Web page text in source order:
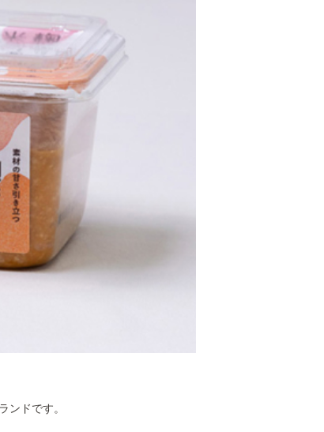
ンドです。
式会社
）、有機大豆、食塩（原材料の一部に大豆を含む）
証 ※セール時は除く
めた最短日数です。
すると、着色を抑える事ができます。
を入れたり、電子レンジで使用したりしないでください。
有機そだちのおみそ汁